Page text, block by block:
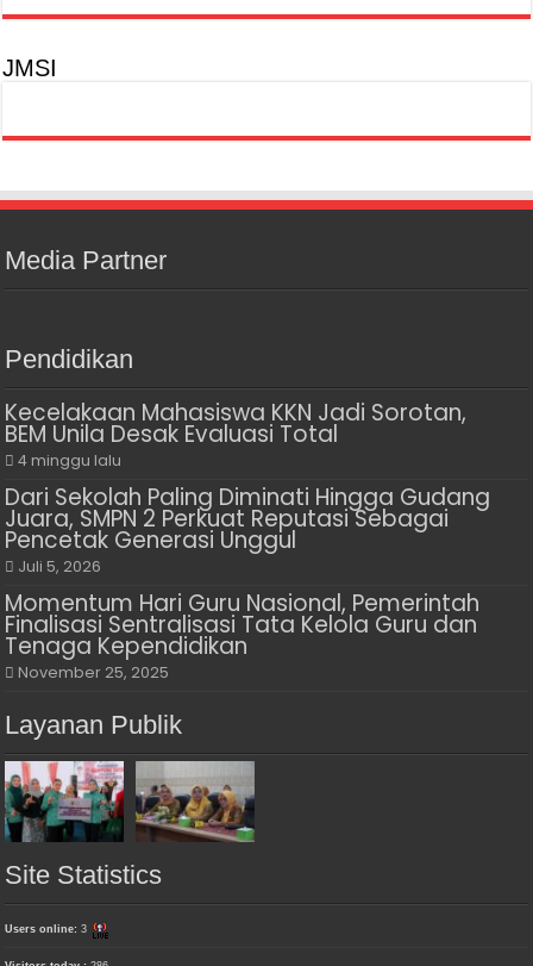
JMSI
Media Partner
Pendidikan
Kecelakaan Mahasiswa KKN Jadi Sorotan,
BEM Unila Desak Evaluasi Total
4 minggu lalu
Dari Sekolah Paling Diminati Hingga Gudang
Juara, SMPN 2 Perkuat Reputasi Sebagai
Pencetak Generasi Unggul
Juli 5, 2026
Momentum Hari Guru Nasional, Pemerintah
Finalisasi Sentralisasi Tata Kelola Guru dan
Tenaga Kependidikan
November 25, 2025
Layanan Publik
Site Statistics
Users online:3